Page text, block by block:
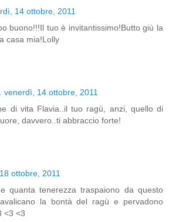
14 ottobre, 2011
buono!!!Il tuo è invitantissimo!Butto giù la
casa mia!Lolly
venerdì, 14 ottobre, 2011
di vita Flavia..il tuo ragù, anzi, quello di
davvero..ti abbraccio forte!
ottobre, 2011
quanta tenerezza traspaiono da questo
la bontà del ragù e pervadono
<3 <3